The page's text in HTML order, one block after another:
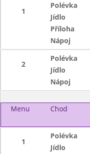
1
Polévka
Jídlo
Příloha
Nápoj
2
Polévka
Jídlo
Nápoj
Menu Chod
1
Polévka
Jídlo